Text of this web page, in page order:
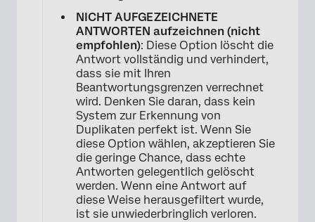
NICHT AUFGEZEICHNETE
ANTWORTEN aufzeichnen (nicht
empfohlen): Diese Option löscht die
Antwort vollständig und verhindert,
dass sie mit Ihren
Beantwortungsgrenzen verrechnet
wird. Denken Sie daran, dass kein
System zur Erkennung von
Duplikaten perfekt ist. Wenn Sie
diese Option wählen, akzeptieren Sie
die geringe Chance, dass echte
Antworten gelegentlich gelöscht
werden. Wenn eine Antwort auf
diese Weise herausgefiltert wurde,
ist sie unwiederbringlich verloren.